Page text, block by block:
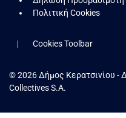
Πολιτική Cookies
Cookies Toolbar
© 2026 Δήμος Κερατσινίου -
Collectives S.A.